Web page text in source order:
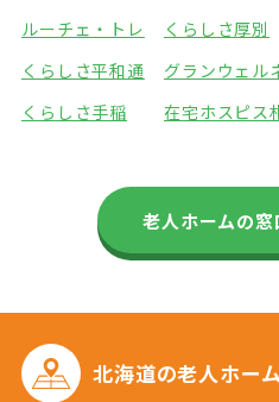
ルーチェ・トレ
くらしさ厚別
くらしさ平和通
グランウェル
くらしさ手稲
在宅ホスピス
老人ホームの
北海道の老人ホー